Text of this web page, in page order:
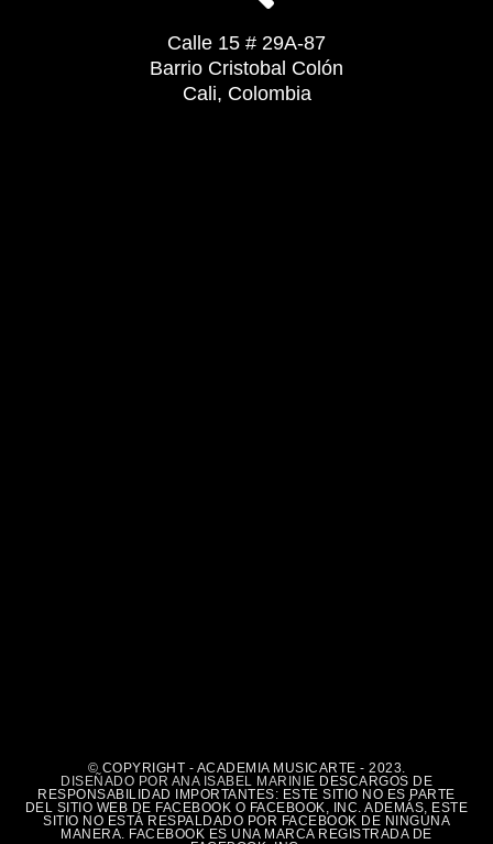
Calle 15 # 29A-87
Barrio Cristobal Colón
Cali, Colombia
© COPYRIGHT - ACADEMIA MUSICARTE - 2023.
DISEÑADO POR ANA ISABEL MARINIE DESCARGOS DE
RESPONSABILIDAD IMPORTANTES: ESTE SITIO NO ES PARTE
DEL SITIO WEB DE FACEBOOK O FACEBOOK, INC. ADEMÁS, ESTE
SITIO NO ESTÁ RESPALDADO POR FACEBOOK DE NINGUNA
MANERA. FACEBOOK ES UNA MARCA REGISTRADA DE